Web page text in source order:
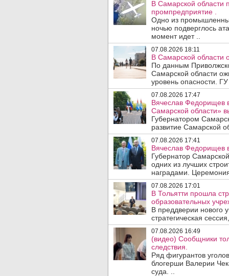
В Самарской области
промпредприятие .
Одно из
ночью подверглось
момент идет ..
07.08.2026 18:11
В Самарской области
По данным
Самарской области
уровень опасности.
07.08.2026 17:47
Вячеслав Федорищев
Самарской области»
Губернатором
развитие Самарской
07.08.2026 17:41
Вячеслав Федорищев
Губернатор
одних из лучших
наградами.
07.08.2026 17:01
В Тольятти прошла
образовательных
В преддверии нового
стратегическая
07.08.2026 16:49
(видео) Сообщники
следствия.
Ряд фигурантов
блогерши Валерии
суда. ..